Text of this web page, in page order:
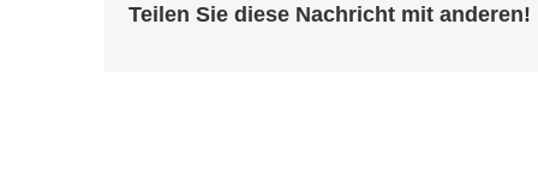
Teilen Sie diese Nachricht mit anderen!